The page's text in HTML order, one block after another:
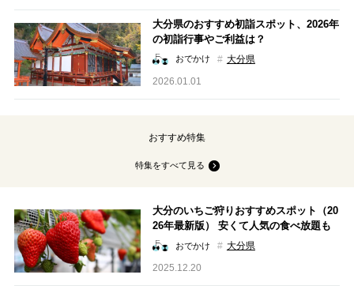
大分県のおすすめ初詣スポット、2026年
の初詣行事やご利益は？
おでかけ
大分県
2026.01.01
おすすめ特集
特集をすべて見る
大分のいちご狩りおすすめスポット（20
26年最新版） 安くて人気の食べ放題も
ご紹介！おでかけ
大分県
2025.12.20